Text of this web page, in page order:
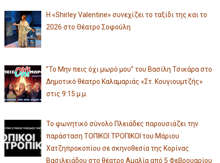
Η «Shirley Valentine» συνεχίζει το ταξίδι της και το
2026 στο Θέατρο Σοφούλη
”Το Μην πεις όχι μωρό μου” του Βασίλη Τσικάρα στο
Δημοτικό θέατρο Καλαμαριάς «Στ. Κουγιουμτζής»
στις 9:15 μ.μ.
Το φωνητικό σύνολο Πλειάδες παρουσιάζει την
παράσταση ΤΟΠΙΚΟΙ ΤΡΟΠΙΚΟΙ του Μάριου
Χατζηπροκοπίου σε σκηνοθεσία της Κορίνας
Βασιλειάδου στο θέατρο Αμαλία από 5 Φεβρουαρίου